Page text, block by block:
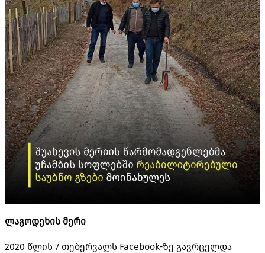
ლაგოდეხის მერი
2020 წლის 7 თებერვალს Facebook-ზე გავრცელდა